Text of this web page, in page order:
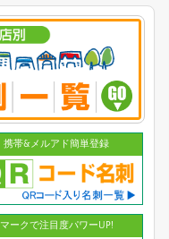
携帯&メルアド簡単登録
マークで注目度パワーUP!